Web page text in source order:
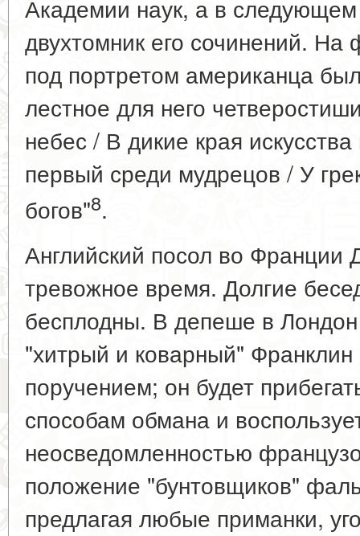
Академии наук, а в
двухтомник его сочинений. На
под портретом американца
лестное для него
небес / В дикие края
первый среди мудрецов / У
богов"8.
Английский посол во
тревожное время. Долгие
бесплодны. В депеше в
"хитрый и коварный"
поручением; он будет
способам обмана и
неосведомленностью
положение "бунтовщиков"
предлагая любые приманки,